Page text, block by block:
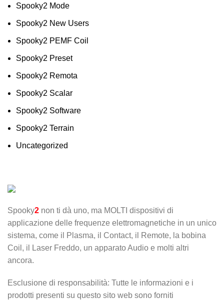
Spooky2 Mode
Spooky2 New Users
Spooky2 PEMF Coil
Spooky2 Preset
Spooky2 Remota
Spooky2 Scalar
Spooky2 Software
Spooky2 Terrain
Uncategorized
Spooky2 non ti dà uno, ma MOLTI dispositivi di
applicazione delle frequenze elettromagnetiche in un unico
sistema, come il Plasma, il Contact, il Remote, la bobina
Coil, il Laser Freddo, un apparato Audio e molti altri
ancora.
Esclusione di responsabilità: Tutte le informazioni e i
prodotti presenti su questo sito web sono forniti